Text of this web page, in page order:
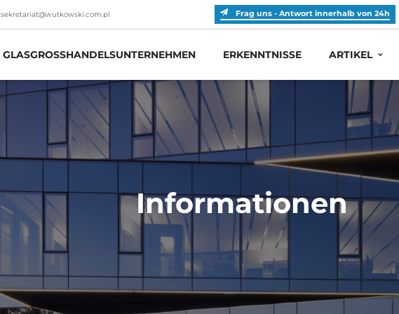
sekretariat@wutkowski.com.pl Frag uns - Antwort innerhalb von 24h
GLASGROSSHANDELSUNTERNEHMEN ERKENNTNISSE ARTIKEL
Informationen